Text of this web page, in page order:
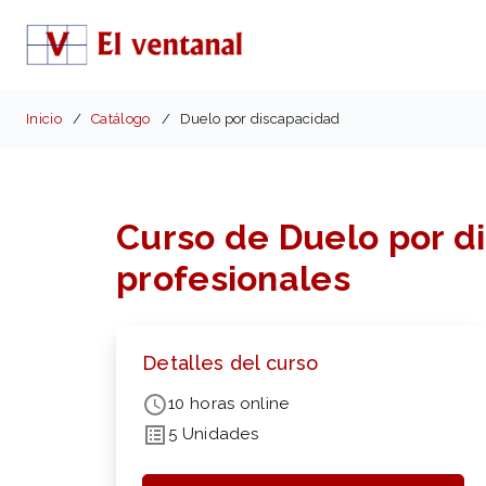
Inicio Catálogo Duelo por discapacidad
Curso de Duelo por
profesionales
Detalles del curso
10 horas online
5 Unidades